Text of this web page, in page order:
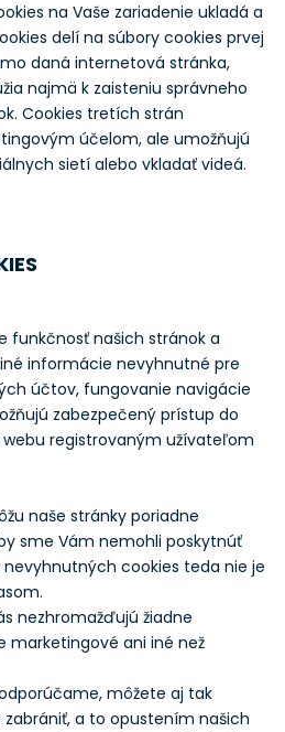
na Vaše zariadenie ukladá a
delí na súbory cookies prvej
daná internetová stránka,
najmä k zaisteniu správneho
Cookies tretích strán
účelom, ale umožňujú
sietí alebo vkladať videá.
funkčnosť našich stránok a
informácie nevyhnutné pre
účtov, fungovanie navigácie
zabezpečený prístup do
registrovaným užívateľom
naše stránky poriadne
sme Vám nemohli poskytnúť
nevyhnutných cookies teda nie je
nezhromažďujú žiadne
marketingové ani iné než
môžete aj tak
a to opustením našich